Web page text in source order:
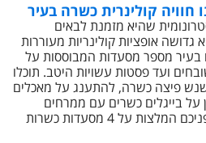
קולינרית כשרה בעיר
שהיא מזמנת לבאים
אופציות קולינריות מעוררות
בעיר מספר מסעדות המבוססות על
ועד פסטות עשויות היטב. תוכלו
פיצה כשרה, להתענג על מאכלים
על בייגלים כשרים עם ממרחים
טובים. לא תישארו רעבים. לפניכם המלצות על 4 מסעדות כשרות